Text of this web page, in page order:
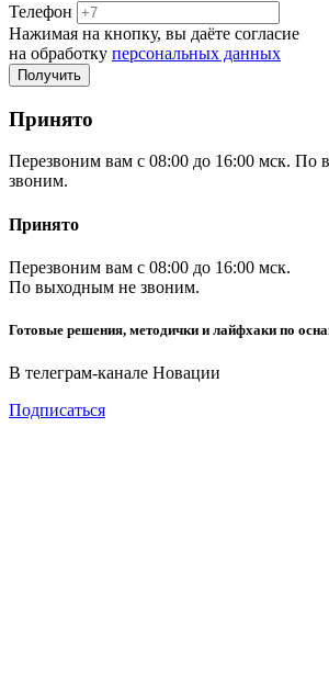
Телефон
Нажимая на кнопку, вы даёте согласие
на обработку персональных данных
Принято
Перезвоним вам с 08:00 до 16:00 мск. По
звоним.
Принято
Перезвоним вам с 08:00 до 16:00 мск.
По выходным не звоним.
Готовые решения, методички и лайфхаки по
В телеграм-канале Новации
Подписаться